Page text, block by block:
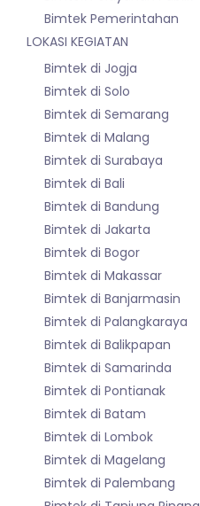
Bimtek Pemerintahan
LOKASI KEGIATAN
Bimtek di Jogja
Bimtek di Solo
Bimtek di Semarang
Bimtek di Malang
Bimtek di Surabaya
Bimtek di Bali
Bimtek di Bandung
Bimtek di Jakarta
Bimtek di Bogor
Bimtek di Makassar
Bimtek di Banjarmasin
Bimtek di Palangkaraya
Bimtek di Balikpapan
Bimtek di Samarinda
Bimtek di Pontianak
Bimtek di Batam
Bimtek di Lombok
Bimtek di Magelang
Bimtek di Palembang